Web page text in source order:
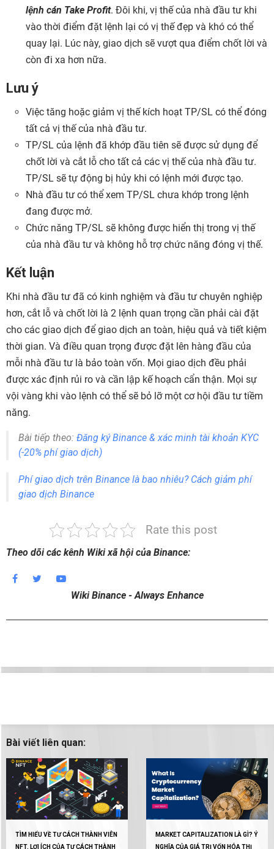
lệnh cán Take Profit. Đôi khi, vị thế của nhà đầu tư khi
vào thời điểm đặt lệnh lại có vị thế đẹp và khó có thể
quay lại. Lúc này, giao dịch sẽ vượt qua điểm chốt lời và
còn đi xa hơn nữa.
Lưu ý
Việc tăng hoặc giảm vị thế kích hoạt TP/SL có thể đóng
tất cả vị thế của nhà đầu tư.
TP/SL của lệnh đã khớp đầu tiên sẽ được sử dụng để
chốt lời và cắt lỗ cho tất cả các vị thế của nhà đầu tư.
TP/SL sẽ tự động bị hủy khi có lệnh mới được tạo.
Nhà đầu tư có thể xem TP/SL chưa khớp trong lệnh
đang được mở.
Chức năng TP/SL sẽ không được hiển thị trong vị thế
của nhà đầu tư và không hỗ trợ chức năng đóng vị thế.
Kết luận
Khi nhà đầu tư đã có kinh nghiệm và đầu tư chuyên nghiệp
hơn, cắt lỗ và chốt lời là 2 lệnh quan trọng cần phải cài đặt
cho các giao dịch để giao dịch an toàn, hiệu quả và tiết kiệm
thời gian. Và điều quan trọng được đặt lên hàng đầu của
mỗi nhà đầu tư là bảo toàn vốn. Mọi giao dịch đều phải
được xác định rủi ro và cần lập kế hoạch cẩn thận. Mọi sự
vội vàng khi vào lệnh có thể sẽ bỏ lỡ một cơ hội đầu tư tiềm
năng.
Bài tiếp theo: Đăng ký Binance & xác minh tài khoản KYC
(-20% phí giao dịch)
Phí giao dịch trên Binance là bao nhiêu? Cách giảm phí
giao dịch Binance
Rate this post
Theo dõi các kênh Wiki xã hội của Binance:
Wiki Binance - Always Enhance
Bài viết liên quan:
TÌM HIỂU VỀ TƯ CÁCH THÀNH VIÊN
NFT. LỢI ÍCH CỦA TƯ CÁCH THÀNH
MARKET CAPITALIZATION LÀ GÌ? Ý
NGHĨA CỦA GIÁ TRỊ VỐN HÓA THỊ